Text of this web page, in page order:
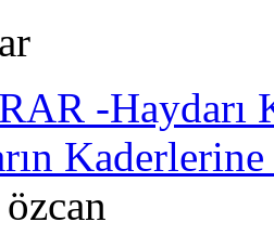
-Haydarı